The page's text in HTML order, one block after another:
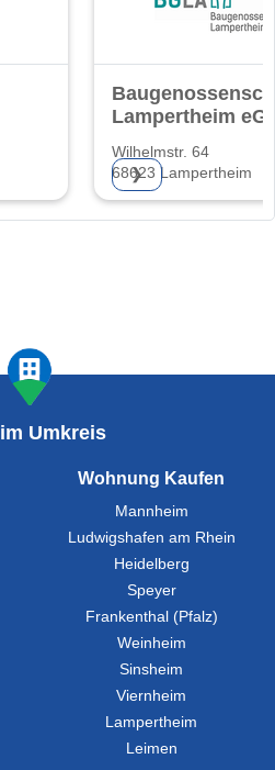
Lampertheim eG
Wilhelmstr. 64
68623 Lampertheim
❯
Umkreis
Wohnung Kaufen
Mannheim
Ludwigshafen am Rhein
Heidelberg
Speyer
Frankenthal (Pfalz)
Weinheim
Sinsheim
Viernheim
Lampertheim
Leimen